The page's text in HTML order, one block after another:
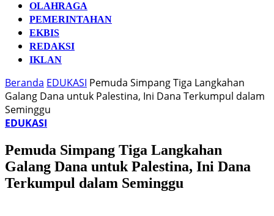
OLAHRAGA
PEMERINTAHAN
EKBIS
REDAKSI
IKLAN
Beranda EDUKASI Pemuda Simpang Tiga Langkahan
Galang Dana untuk Palestina, Ini Dana Terkumpul dalam
Seminggu
EDUKASI
Pemuda Simpang Tiga Langkahan
Galang Dana untuk Palestina, Ini Dana
Terkumpul dalam Seminggu